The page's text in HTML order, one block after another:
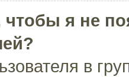
чтобы я не
в